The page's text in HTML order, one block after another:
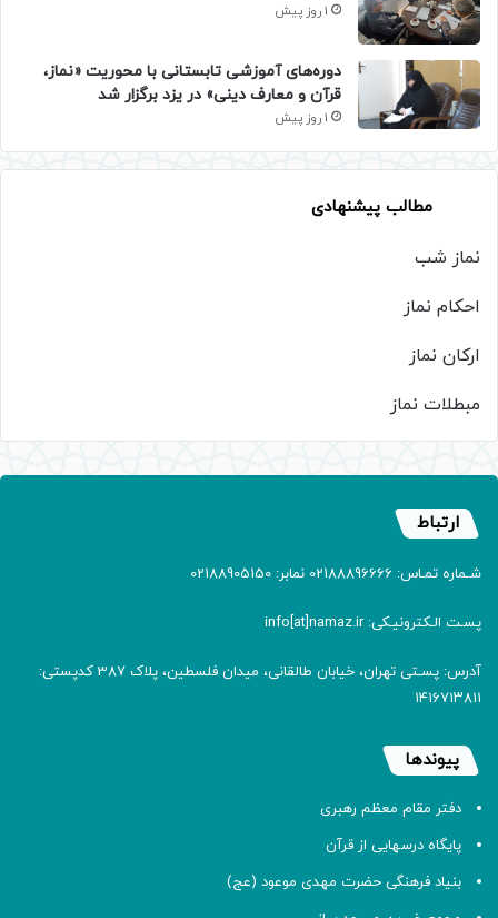
1 روز پیش
دوره‌های آموزشی تابستانی با محوریت «نماز،
قرآن و معارف دینی» در یزد برگزار شد
1 روز پیش
مطالب پیشنهادی
نماز شب
احکام نماز
ارکان نماز
مبطلات نماز
ارتباط
شـماره تمـاس: 02188896666 نمابر: 02188905150
پسـت الـکترونیـکی: info[at]namaz.ir
آدرس: پسـتی تهران، خیابان طالقانی، میدان فلسطین، پلاک 387 کدپستی:
۱۴۱۶۷۱۳۸۱۱
پیوندها
دفتر مقام معظم رهبری
پایگاه درسهایی از قرآن
بنیاد فرهنگی حضرت مهدی موعود (عج)